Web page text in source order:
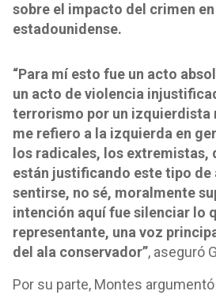
sobre el impacto del crimen
estadounidense.
“Para mí esto fue un acto
un acto de violencia
terrorismo por un izquierdista
me refiero a la izquierda en
los radicales, los extremistas,
están justificando este tipo de
sentirse, no sé, moralmente
intención aquí fue silenciar lo
representante, una voz
del ala conservador”, aseguró
Por su parte, Montes